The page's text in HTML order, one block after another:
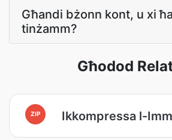
Għandi bżonn kont, u xi
tinżamm?
Għodod
ZIP Ikkompressa l-